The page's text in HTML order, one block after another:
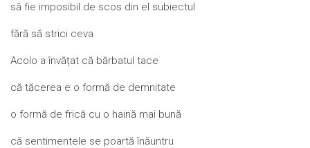
să fie imposibil de scos din el subiectul
fără să strici ceva
Acolo a învățat că bărbatul tace
că tăcerea e o formă de demnitate
o formă de frică cu o haină mai bună
că sentimentele se poartă înăuntru